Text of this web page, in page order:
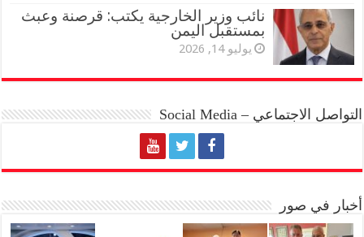
نائب وزير الخارجية يكتب: قرصنة وعبث
بمستقبل اليمن
يوليو 14, 2026
التواصل الاجتماعي – Social Media
أخبار في صور